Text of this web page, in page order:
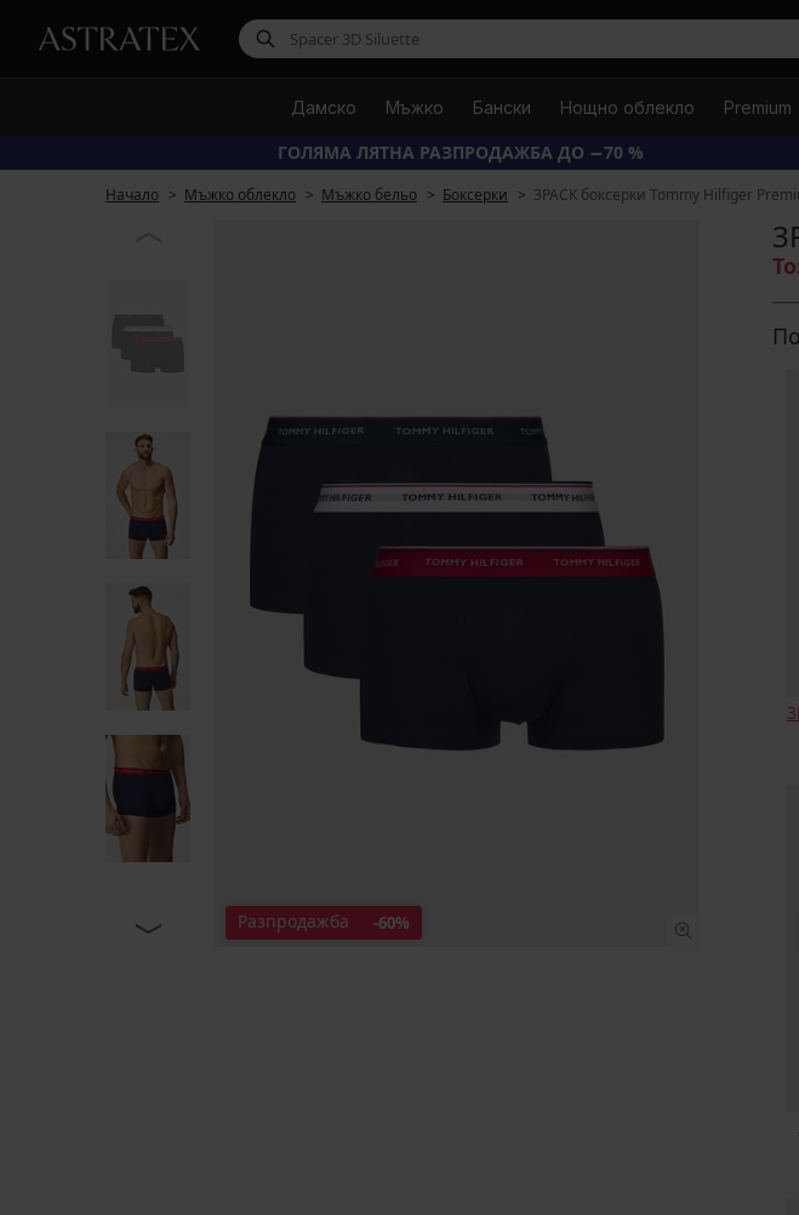
Дамско Мъжко Бански Нощно облекло Premium
ГОЛЯМА ЛЯТНА РАЗПРОДАЖБА ДО −70 %
Начало Мъжко облекло Мъжко бельо Боксерки 3PACK боксерки Tommy Hilfiger
Разпродажба -60%